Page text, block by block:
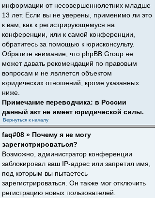
информации от несовершеннолетних младше
13 лет. Если вы не уверены, применимо ли это
к вам, как к регистрирующемуся на
конференции, или к самой конференции,
обратитесь за помощью к юрисконсульту.
Обратите внимание, что phpBB Group не
может давать рекомендаций по правовым
вопросам и не является объектом
юридических отношений, кроме указанных
ниже.
Примечание переводчика: в России
данный акт не имеет юридической силы.
Вернуться к началу
faq#08 » Почему я не могу
зарегистрироваться?
Возможно, администратор конференции
заблокировал ваш IP-адрес или запретил имя,
под которым вы пытаетесь
зарегистрироваться. Он также мог отключить
регистрацию новых пользователей.